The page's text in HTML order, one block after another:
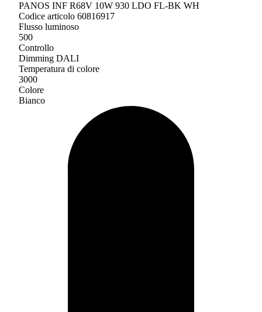
PANOS INF R68V 10W 930 LDO FL-BK WH
Codice articolo 60816917
Flusso luminoso
500
Controllo
Dimming DALI
Temperatura di colore
3000
Colore
Bianco